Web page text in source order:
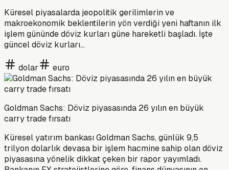
Küresel piyasalarda jeopolitik gerilimlerin ve
makroekonomik beklentilerin yön verdiği yeni haftanın ilk
işlem gününde döviz kurları güne hareketli başladı. İşte
güncel döviz kurları...
dolar euro
Goldman Sachs: Döviz piyasasında 26 yılın en büyük
carry trade fırsatı
Küresel yatırım bankası Goldman Sachs, günlük 9,5
trilyon dolarlık devasa bir işlem hacmine sahip olan döviz
piyasasına yönelik dikkat çeken bir rapor yayımladı.